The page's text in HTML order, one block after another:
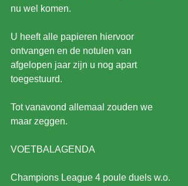
nu wel komen.
U heeft alle papieren hiervoor
ontvangen en de notulen van
afgelopen jaar zijn u nog apart
toegestuurd.
Tot vanavond allemaal zouden we
maar zeggen.
VOETBALAGENDA
Champions League 4 poule duels w.o.